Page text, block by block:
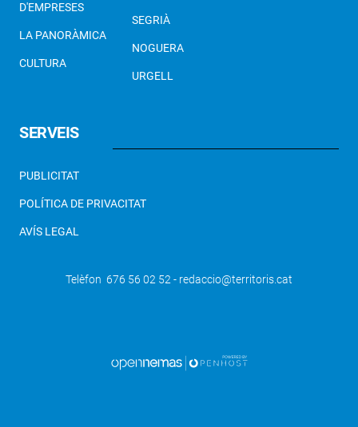
D'EMPRESES
LA PANORÀMICA
CULTURA
SEGRIÀ
NOGUERA
URGELL
SERVEIS
PUBLICITAT
POLÍTICA DE PRIVACITAT
AVÍS LEGAL
Telèfon 676 56 02 52 - redaccio@territoris.cat